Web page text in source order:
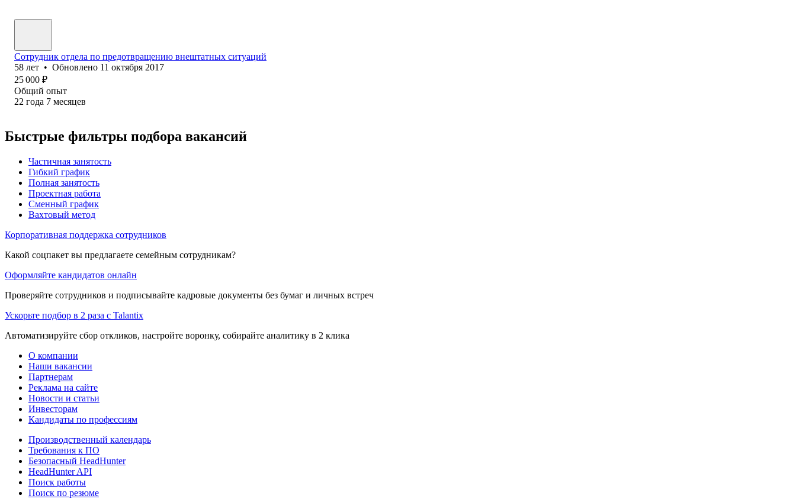
Сотрудник отдела по предотвращению внештатных ситуаций
58 лет • Обновлено 11 октября 2017
25 000 ₽
Общий опыт
22 года 7 месяцев
Быстрые фильтры подбора вакансий
Частичная занятость
Гибкий график
Полная занятость
Проектная работа
Сменный график
Вахтовый метод
Корпоративная поддержка сотрудников
Какой соцпакет вы предлагаете семейным сотрудникам?
Оформляйте кандидатов онлайн
Проверяйте сотрудников и подписывайте кадровые документы без бумаг и личных встреч
Ускорьте подбор в 2 раза с Talantix
Автоматизируйте сбор откликов, настройте воронку, собирайте аналитику в 2 клика
О компании
Наши вакансии
Партнерам
Реклама на сайте
Новости и статьи
Инвесторам
Кандидаты по профессиям
Производственный календарь
Требования к ПО
Безопасный HeadHunter
HeadHunter API
Поиск работы
Поиск по резюме